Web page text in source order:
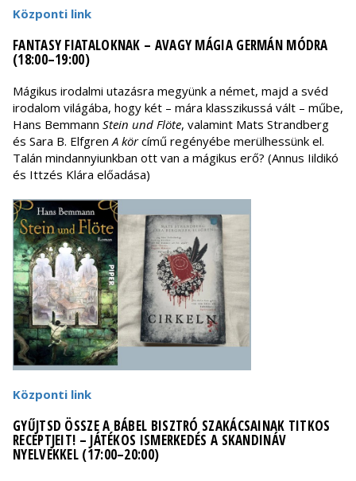
Központi link
FANTASY FIATALOKNAK – AVAGY MÁGIA GERMÁN MÓDRA
(18:00–19:00)
Mágikus irodalmi utazásra megyünk a német, majd a svéd
irodalom világába, hogy két – mára klasszikussá vált – műbe,
Hans Bemmann Stein und Flöte, valamint Mats Strandberg
és Sara B. ElfgrenA körcímű regényébe merülhessünk el.
Talán mindannyiunkban ott van a mágikus erő? (Annus Iildikó
és Ittzés Klára előadása)
Központi link
GYŰJTSD ÖSSZE A BÁBEL BISZTRÓ SZAKÁCSAINAK TITKOS
RECEPTJEIT! – JÁTÉKOS ISMERKEDÉS A SKANDINÁV
NYELVEKKEL (17:00–20:00)